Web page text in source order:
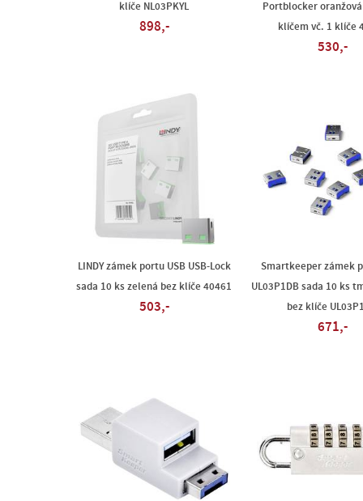
klíče NL03PKYL
898,-
Portblocker
klíčem vč. 1 klíče
530,-
LINDY zámek portu USB USB-Lock
sada 10 ks zelená bez klíče 40461
503,-
Smartkeeper zámek
UL03P1DB sada 10 ks
bez klíče
671,-